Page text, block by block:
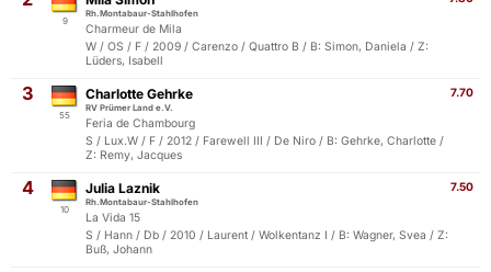
9
Rh.Montabaur-Stahlhofen
Charmeur de Mila
W / OS / F / 2009 / Carenzo / Quattro B / B: Simon, Daniela / Z:
Lüders, Isabell
3
55
7.70
Charlotte Gehrke
RV Prümer Land e.V.
Feria de Chambourg
S / Lux.W / F / 2012 / Farewell III / De Niro / B: Gehrke, Charlotte /
Z: Remy, Jacques
4
10
7.50
Julia Laznik
Rh.Montabaur-Stahlhofen
La Vida 15
S / Hann / Db / 2010 / Laurent / Wolkentanz I / B: Wagner, Svea / Z:
Buß, Johann